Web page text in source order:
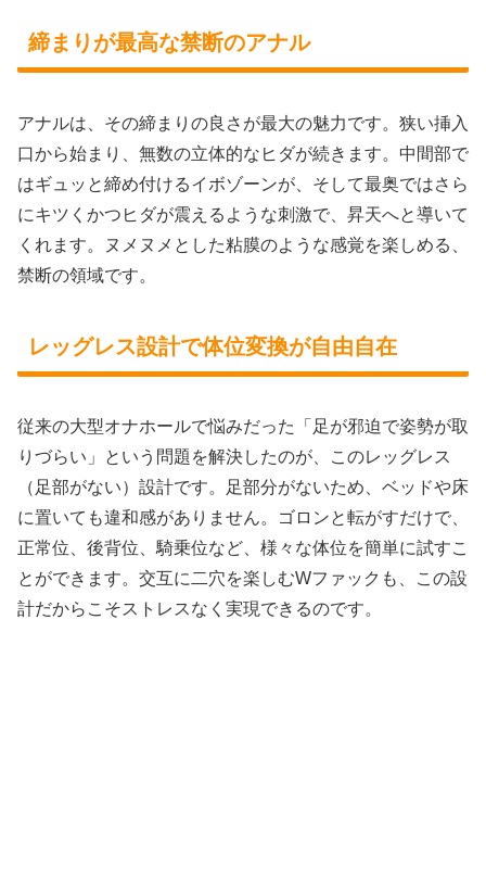
締まりが最高な禁断のアナル
アナルは、その締まりの良さが最大の魅力です。狭い挿入
口から始まり、無数の立体的なヒダが続きます。中間部で
はギュッと締め付けるイボゾーンが、そして最奥ではさら
にキツくかつヒダが震えるような刺激で、昇天へと導いて
くれます。ヌメヌメとした粘膜のような感覚を楽しめる、
禁断の領域です。
レッグレス設計で体位変換が自由自在
従来の大型オナホールで悩みだった「足が邪迫で姿勢が取
りづらい」という問題を解決したのが、このレッグレス
（足部がない）設計です。足部分がないため、ベッドや床
に置いても違和感がありません。ゴロンと転がすだけで、
正常位、後背位、騎乗位など、様々な体位を簡単に試すこ
とができます。交互に二穴を楽しむWファックも、この設
計だからこそストレスなく実現できるのです。